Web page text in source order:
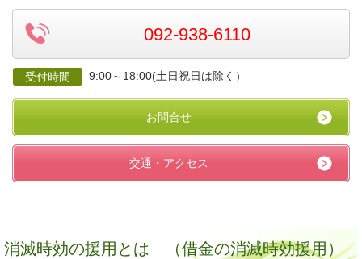
092-938-6110
受付時間 9:00～18:00(土日祝日は除く）
お問合せ
交通・アクセス
消滅時効の援用とは
（借金の消滅時効援用）